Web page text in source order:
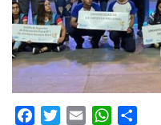
FacebookTwitterEmail WhatsApp